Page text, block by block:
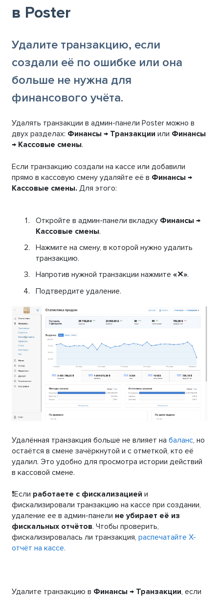
в Poster
Удалите транзакцию, если
создали её по ошибке или она
больше не нужна для
финансового учёта.
Удалять транзакции в админ-панели Poster можно в
двух разделах: Финансы → Транзакции или Финансы
→ Кассовые смены.
Если транзакцию создали на кассе или добавили
прямо в кассовую смену удаляйте её в Финансы →
Кассовые смены. Для этого:
Откройте в админ-панели вкладку Финансы →
Кассовые смены.
Нажмите на смену, в которой нужно удалить
транзакцию.
Напротив нужной транзакции нажмите «✕».
Подтвердите удаление.
Удалённая транзакция больше не влияет на баланс, но
остаётся в смене зачёркнутой и с отметкой, кто её
удалил. Это удобно для просмотра истории действий
в кассовой смене.
❗Если работаете с фискализацией и
фискализировали транзакцию на кассе при создании,
удаление ее в админ-панели не убирает её из
фискальных отчётов. Чтобы проверить,
фискализировалась ли транзакция, распечатайте X-
отчёт на кассе.
Удалите транзакцию в Финансы → Транзакции, если